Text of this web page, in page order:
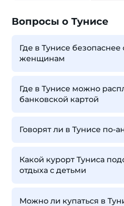
Вопросы о Тунисе
Где в Тунисе безопаснее
женщинам
Где в Тунисе можно
банковской картой
Говорят ли в Тунисе по-
Какой курорт Туниса
отдыха с детьми
Можно ли купаться в